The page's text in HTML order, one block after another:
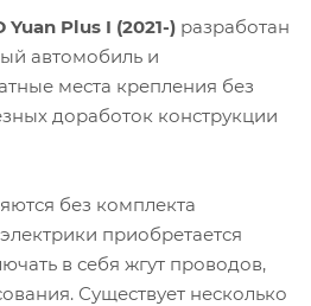
Plus I (2021-) разработан
автомобиль и
места крепления без
доработок конструкции
без комплекта
приобретается
в себя жгут проводов,
Существует несколько